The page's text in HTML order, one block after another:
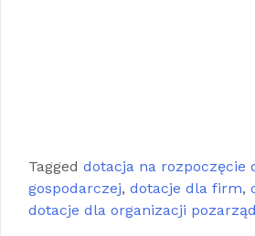
Tagged dotacja na rozpoczęcie
gospodarczej, dotacje dla firm,
dotacje dla organizacji